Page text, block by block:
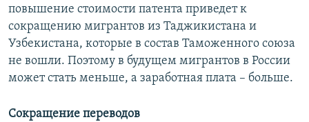
повышение стоимости патента приведет к
сокращению мигрантов из Таджикистана и
Узбекистана, которые в состав Таможенного союза
не вошли. Поэтому в будущем мигрантов в России
может стать меньше, а заработная плата – больше.
Сокращение переводов